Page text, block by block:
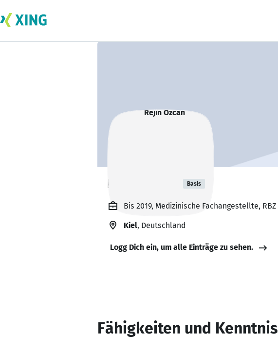
Rejin Özcan Basis
Bis 2019, Medizinische Fachangestellte,
Kiel, Deutschland
Logg Dich ein, um alle Einträge zu sehen.
Fähigkeiten und